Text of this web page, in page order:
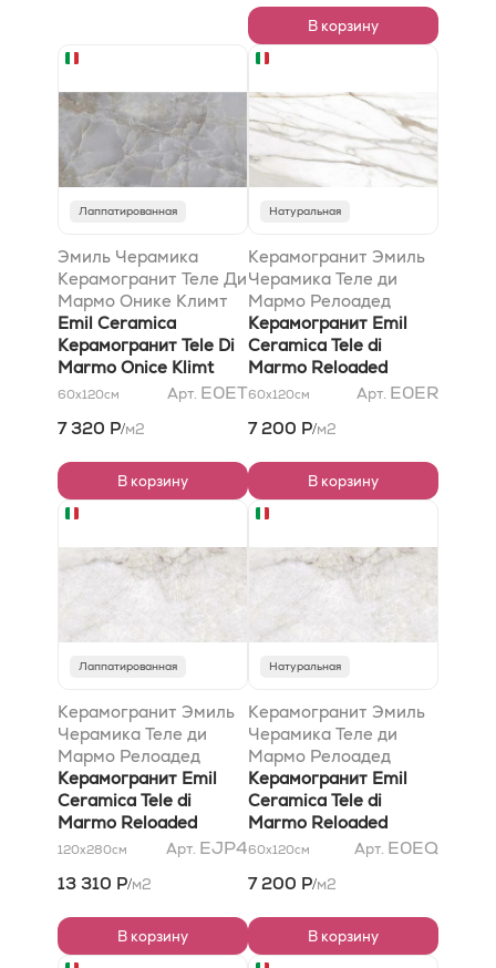
В корзину
Лаппатированная
Эмиль Черамика
Керамогранит Теле Ди
Мармо Онике Климт
60х120x0,95 матовый
Emil Ceramica
Керамогранит Tele Di
Marmo Onice Klimt
60х120x0,95 Nat
60x120см Арт. E0ET
7 320 Р/м2
В корзину
Натуральная
Керамогранит Эмиль
Черамика Теле ди
Мармо Релоадед
Калакатта Голд
Канова Натурале
60x120x0,95
Керамогранит Emil
Ceramica Tele di
Marmo Reloaded
Calacatta Gold Canova
60x120см Арт. E0ER
7 200 Р/м2
В корзину
Лаппатированная
Керамогранит Эмиль
Черамика Теле ди
Мармо Релоадед
Кварзо Кандиски
Лаппато
120x278x0,65
Керамогранит Emil
Ceramica Tele di
Marmo Reloaded
Quarzo Kandisky
120x280см Арт. EJP4
13 310 Р/м2
В корзину
Натуральная
Керамогранит Эмиль
Черамика Теле ди
Мармо Релоадед
Кварзо Кандиски
Натурале
60x120x0,95
Керамогранит Emil
Ceramica Tele di
Marmo Reloaded
Quarzo Kandisky
60x120см Арт. E0EQ
7 200 Р/м2
В корзину